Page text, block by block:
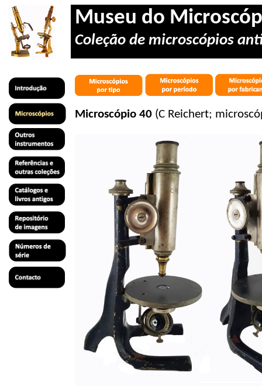
Museu do
Coleção de microscópios
Microscópio 40 (C Reichert;